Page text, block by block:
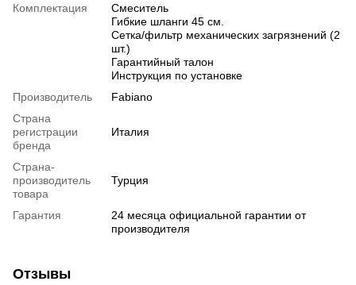
Комплектация
Смеситель
Гибкие шланги 45 см.
Сетка/фильтр механических загрязнений (2
шт.)
Гарантийный талон
Инструкция по установке
Производитель
Fabiano
Страна
регистрации
бренда
Италия
Страна-
производитель
товара
Турция
Гарантия
24 месяца официальной гарантии от
производителя
Отзывы